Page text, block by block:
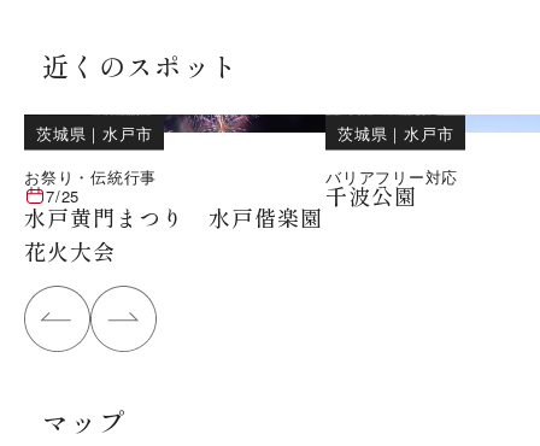
近くのスポット
茨城県 ｜ 水戸市
お祭り・伝統行事
7/25
水戸黄門まつり 水戸偕楽園
花火大会
茨城県 ｜ 水戸市
バリアフリー対応
千波公園
マップ